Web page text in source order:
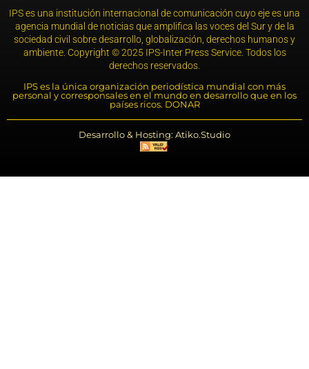
IPS es una institución internacional de comunicación cuyo eje es una
agencia mundial de noticias que amplifica las voces del Sur y de la
sociedad civil sobre desarrollo, globalización, derechos humanos y
ambiente. Copyright © 2025 IPS-Inter Press Service. Todos los
derechos reservados.
IPS es la única organización periodística mundial con más
personal y corresponsales en el mundo en desarrollo que en los
países ricos. DONAR
Desarrollo & Hosting: Atiko.Studio